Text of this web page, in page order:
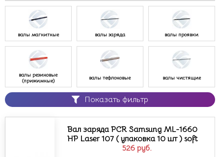
валы магнитные валы заряда валы проявки
валы резиновые
(прижимные)
валы тефлоновые валы чистящие
Показать фильтр
526 руб.
Вал заряда PCR Samsung ML-1660
HP Laser 107 ( упаковка 10 шт ) soft